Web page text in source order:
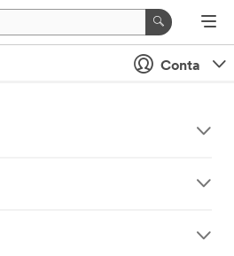
Conta